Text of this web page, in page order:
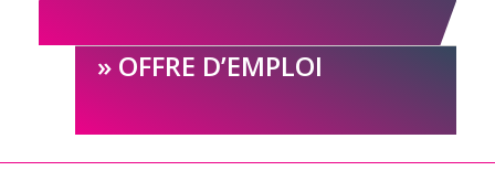
OFFRE D’EMPLOI